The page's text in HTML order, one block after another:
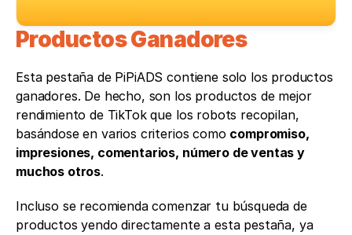
Productos Ganadores
Esta pestaña de PiPiADS contiene solo los productos
ganadores. De hecho, son los productos de mejor
rendimiento de TikTok que los robots recopilan,
basándose en varios criterios como compromiso,
impresiones, comentarios, número de ventas y
muchos otros.
Incluso se recomienda comenzar tu búsqueda de
productos yendo directamente a esta pestaña, ya